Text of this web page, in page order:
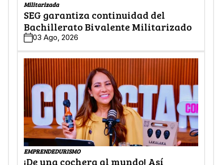
Militarizada
SEG garantiza continuidad del
Bachillerato Bivalente Militarizado
03 Ago, 2026
EMPRENDEDURISMO
¡De una cochera al mundo! Así